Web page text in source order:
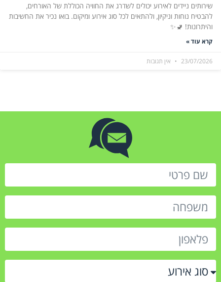
שירותים ניידים לאירוע יכולים לשדרג את החוויה הכוללת של האורחים,
להבטיח נוחות וניקיון, ולהתאים לכל סוג אירוע ומיקום. בואו נכיר את החשיבות
והיתרונות! 🚽✨
קרא עוד »
23/07/2026 אין תגובות